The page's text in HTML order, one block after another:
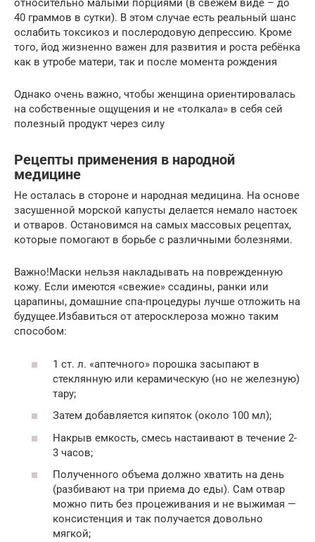
относительно малыми порциями (в свежем виде – до
40 граммов в сутки). В этом случае есть реальный шанс
ослабить токсикоз и послеродовую депрессию. Кроме
того, йод жизненно важен для развития и роста ребёнка
как в утробе матери, так и после момента рождения
Однако очень важно, чтобы женщина ориентировалась
на собственные ощущения и не «толкала» в себя сей
полезный продукт через силу
Рецепты применения в народной
медицине
Не осталась в стороне и народная медицина. На основе
засушенной морской капусты делается немало настоек
и отваров. Остановимся на самых массовых рецептах,
которые помогают в борьбе с различными болезнями.
Важно!Маски нельзя накладывать на поврежденную
кожу. Если имеются «свежие» ссадины, ранки или
царапины, домашние спа-процедуры лучше отложить на
будущее.Избавиться от атеросклероза можно таким
способом:
1 ст. л. «аптечного» порошка засыпают в
стеклянную или керамическую (но не железную)
тару;
Затем добавляется кипяток (около 100 мл);
Накрыв емкость, смесь настаивают в течение 2-
3 часов;
Полученного объема должно хватить на день
(разбивают на три приема до еды). Сам отвар
можно пить без процеживания и не выжимая —
консистенция и так получается довольно
мягкой;